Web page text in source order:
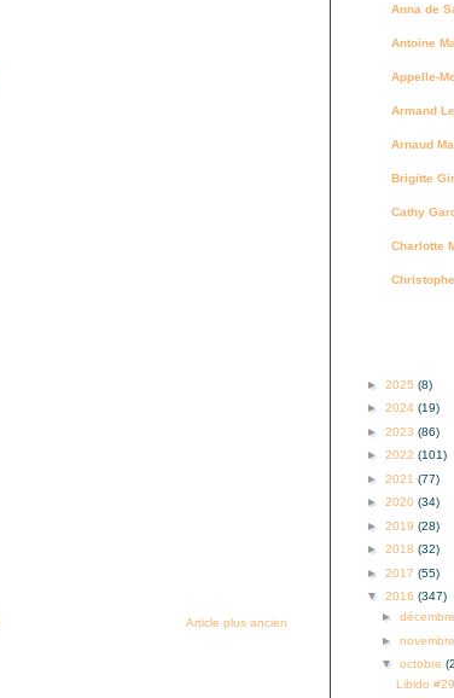
Article plus ancien
Anna de
Antoine
Appelle-
Armand
Arnaud
Brigitte
Cathy
Charlotte
► 2025 (8)
► 2024 (19)
► 2023 (86)
► 2022 (101)
► 2021 (77)
► 2020 (34)
► 2019 (28)
► 2018 (32)
► 2017 (55)
▼ 2016 (347)
► décembre
► novembre
▼ octobre
Libido #29